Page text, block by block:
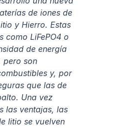
de iones de
y Hierro. Estas
como LiFePO4 o
de energía
pero son
y, por
que las de
Una vez
las ventajas, las
litio se vuelven